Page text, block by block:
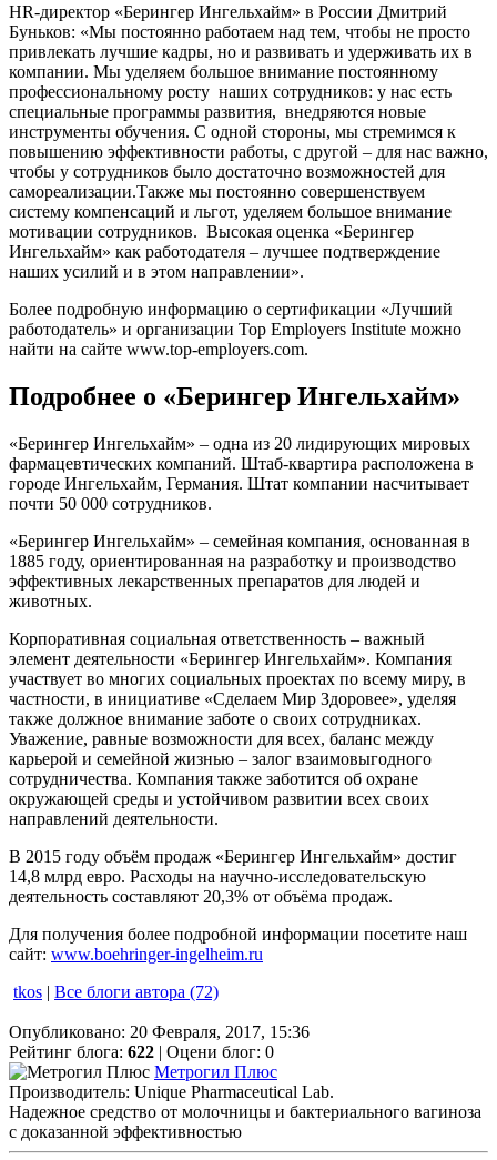
HR-директор «Берингер Ингельхайм» в России Дмитрий
Буньков: «Мы постоянно работаем над тем, чтобы не просто
привлекать лучшие кадры, но и развивать и удерживать их в
компании. Мы уделяем большое внимание постоянному
профессиональному росту наших сотрудников: у нас есть
специальные программы развития, внедряются новые
инструменты обучения. С одной стороны, мы стремимся к
повышению эффективности работы, с другой – для нас важно,
чтобы у сотрудников было достаточно возможностей для
самореализации.Также мы постоянно совершенствуем
систему компенсаций и льгот, уделяем большое внимание
мотивации сотрудников. Высокая оценка «Берингер
Ингельхайм» как работодателя – лучшее подтверждение
наших усилий и в этом направлении».
Более подробную информацию о сертификации «Лучший
работодатель» и организации Top Employers Institute можно
найти на сайте www.top-employers.com.
Подробнее о «Берингер Ингельхайм»
«Берингер Ингельхайм» – одна из 20 лидирующих мировых
фармацевтических компаний. Штаб-квартира расположена в
городе Ингельхайм, Германия. Штат компании насчитывает
почти 50 000 сотрудников.
«Берингер Ингельхайм» – семейная компания, основанная в
1885 году, ориентированная на разработку и производство
эффективных лекарственных препаратов для людей и
животных.
Корпоративная социальная ответственность – важный
элемент деятельности «Берингер Ингельхайм». Компания
участвует во многих социальных проектах по всему миру, в
частности, в инициативе «Сделаем Мир Здоровее», уделяя
также должное внимание заботе о своих сотрудниках.
Уважение, равные возможности для всех, баланс между
карьерой и семейной жизнью – залог взаимовыгодного
сотрудничества. Компания также заботится об охране
окружающей среды и устойчивом развитии всех своих
направлений деятельности.
В 2015 году объём продаж «Берингер Ингельхайм» достиг
14,8 млрд евро. Расходы на научно-исследовательскую
деятельность составляют 20,3% от объёма продаж.
Для получения более подробной информации посетите наш
сайт: www.boehringer-ingelheim.ru
tkos | Все блоги автора (72)
Опубликовано: 20 Февраля, 2017, 15:36
Рейтинг блога: 622 | Оцени блог: 0
Метрогил Плюс
Производитель: Unique Pharmaceutical Lab.
Надежное средство от молочницы и бактериального вагиноза
с доказанной эффективностью